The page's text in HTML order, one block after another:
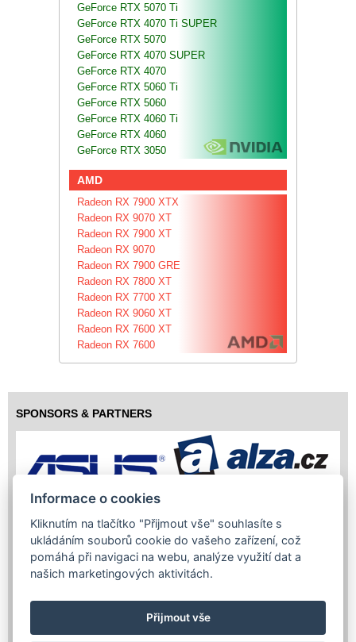
GeForce RTX 5070 Ti
GeForce RTX 4070 Ti SUPER
GeForce RTX 5070
GeForce RTX 4070 SUPER
GeForce RTX 4070
GeForce RTX 5060 Ti
GeForce RTX 5060
GeForce RTX 4060 Ti
GeForce RTX 4060
GeForce RTX 3050
AMD
Radeon RX 7900 XTX
Radeon RX 9070 XT
Radeon RX 7900 XT
Radeon RX 9070
Radeon RX 7900 GRE
Radeon RX 7800 XT
Radeon RX 7700 XT
Radeon RX 9060 XT
Radeon RX 7600 XT
Radeon RX 7600
SPONSORS & PARTNERS
Informace o cookies
Kliknutím na tlačítko "Přijmout vše" souhlasíte s
ukládáním souborů cookie do vašeho zařízení, což
pomáhá při navigaci na webu, analýze využití dat a
našich marketingových aktivitách.
Přijmout vše